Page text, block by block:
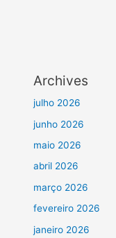
Archives
julho 2026
junho 2026
maio 2026
abril 2026
março 2026
fevereiro 2026
janeiro 2026